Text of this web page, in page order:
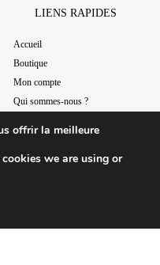
LIENS RAPIDES
Accueil
Boutique
Mon compte
Qui sommes-nous ?
offrir la meilleure
we are using or